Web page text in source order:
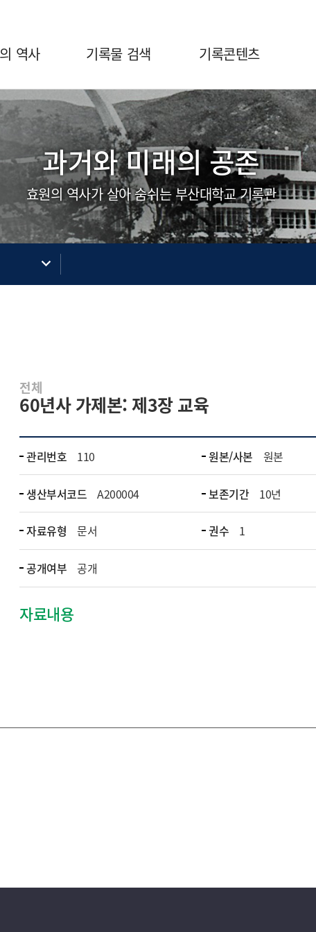
역사 기록물 검색 기록콘텐츠
과거와 미래의 공존
효원의 역사가 살아 숨쉬는 부산대학교 기록관
전체
60년사 가제본: 제3장 교육
관리번호 110 원본/사본 원본
생산부서코드 A200004 보존기간 10년
자료유형 문서 권수 1
공개여부 공개
자료내용